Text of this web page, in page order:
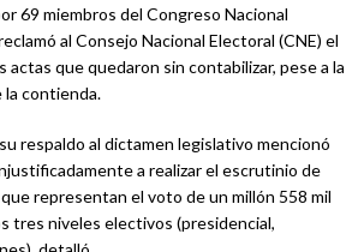
69 miembros del Congreso Nacional
al Consejo Nacional Electoral (CNE) el
que quedaron sin contabilizar, pese a la
la contienda.
respaldo al dictamen legislativo mencionó
a realizar el escrutinio de
representan el voto de un millón 558 mil
tres niveles electivos (presidencial,